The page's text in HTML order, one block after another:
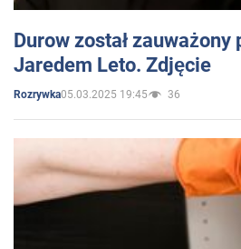
Durow został
Jaredem Leto. Zdjęcie
Rozrywka05.03.2025 19:45 36